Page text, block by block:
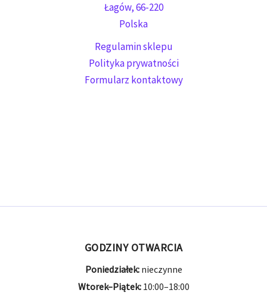
Łagów,66-220
Polska
Regulamin sklepu
Polityka prywatności
Formularz kontaktowy
GODZINY OTWARCIA
Poniedziałek:nieczynne
Wtorek–Piątek:10:00–18:00